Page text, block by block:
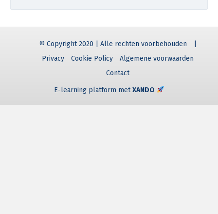
© Copyright 2020 | Alle rechten voorbehouden
Privacy
Cookie Policy
Algemene voorwaarden
Contact
E-learning platform metXANDO